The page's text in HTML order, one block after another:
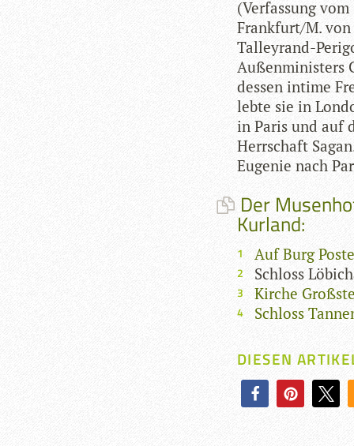
(Ver­fas­sung vom
Frankfurt/M.
Tal­ley­rand-
Außen­mi­nis­ters
des­sen intime
lebte sie in
in Paris und auf
Herr­schaft
Euge­nie nach
Der
Kurland:
Auf Burg
Schloss
Kirche
Schloss
DIESEN